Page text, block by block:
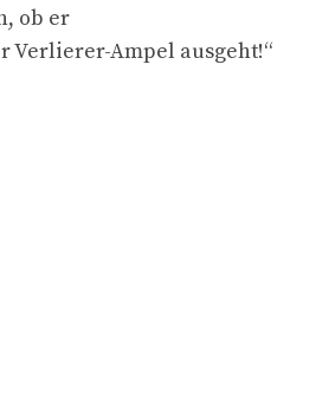
ob er
Verlierer-Ampel ausgeht!“